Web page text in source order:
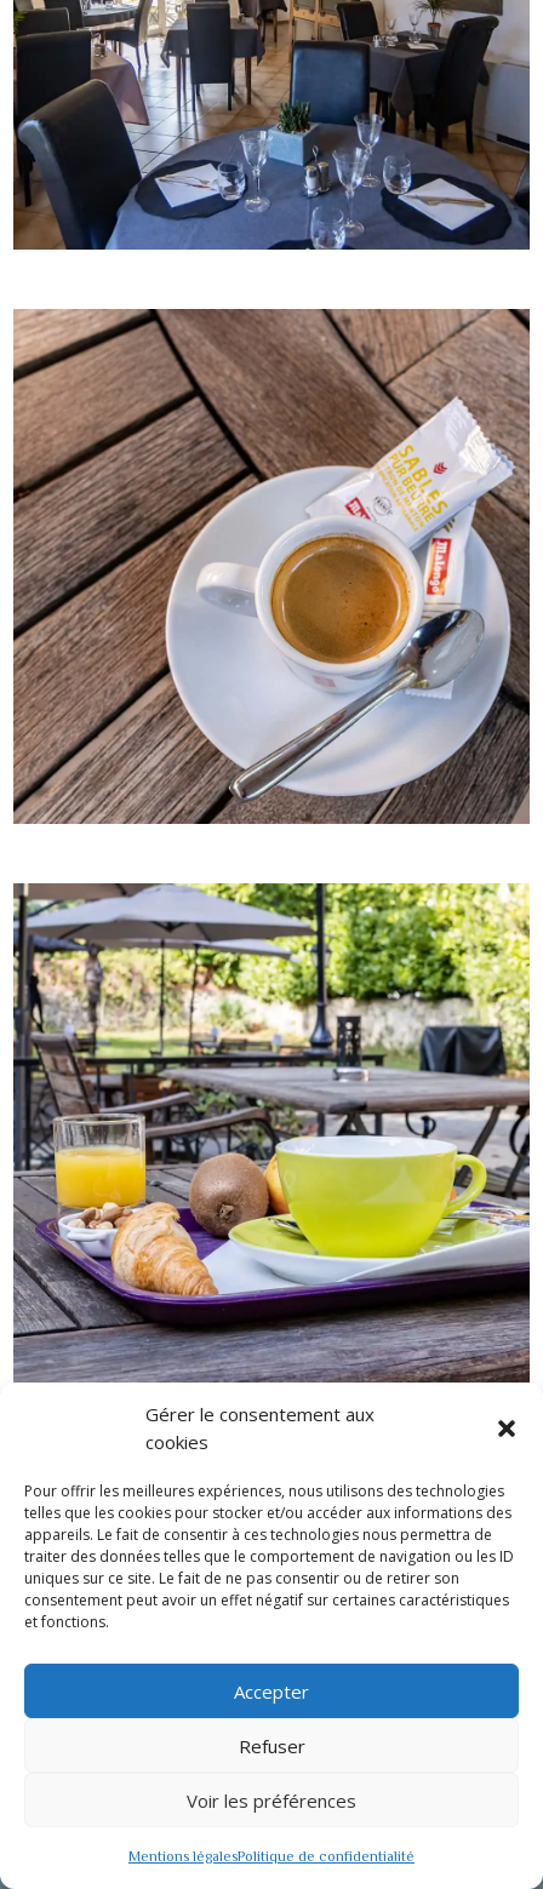
Gérer le consentement aux
cookies
Pour offrir les meilleures expériences, nous utilisons des technologies
telles que les cookies pour stocker et/ou accéder aux informations des
appareils. Le fait de consentir à ces technologies nous permettra de
traiter des données telles que le comportement de navigation ou les ID
uniques sur ce site. Le fait de ne pas consentir ou de retirer son
consentement peut avoir un effet négatif sur certaines caractéristiques
et fonctions.
Accepter
Refuser
Voir les préférences
Mentions légalesPolitique de confidentialité
Réserver en ligne